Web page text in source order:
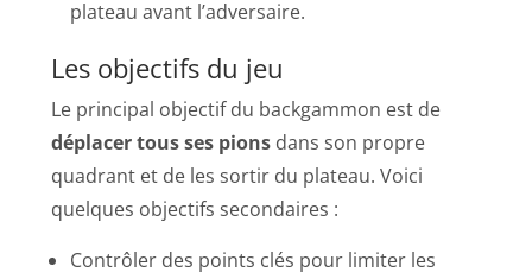
plateau avant l’adversaire.
Les objectifs du jeu
Le principal objectif du backgammon est de
déplacer tous ses pions dans son propre
quadrant et de les sortir du plateau. Voici
quelques objectifs secondaires :
Contrôler des points clés pour limiter les